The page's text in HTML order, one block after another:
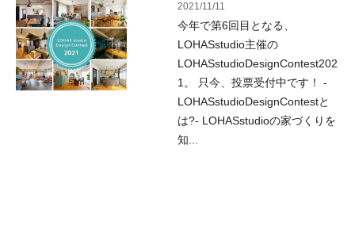
2021/11/11
今年で第6回目となる、
LOHASstudio主催の
LOHASstudioDesignContest202
1。 只今、投票受付中です！ -
LOHASstudioDesignContestと
は?- LOHASstudioの家づくりを
知...